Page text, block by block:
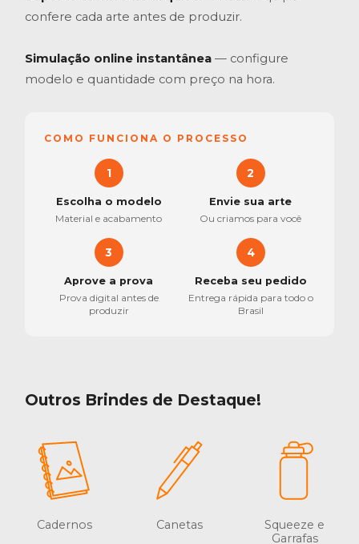
confere cada arte antes de produzir.
Simulação online instantânea — configure
modelo e quantidade com preço na hora.
COMO FUNCIONA O PROCESSO
1
Escolha o modelo
Material e acabamento
2
Envie sua arte
Ou criamos para você
3
Aprove a prova
Prova digital antes de
produzir
4
Receba seu pedido
Entrega rápida para todo o
Brasil
Outros Brindes de Destaque!
Cadernos Canetas
Squeeze e
Garrafas